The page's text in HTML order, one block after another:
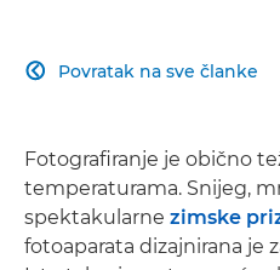
Povratak na sve članke

Fotografiranje je obično
temperaturama. Snijeg,
spektakularne zimske
fotoaparata dizajnirana je